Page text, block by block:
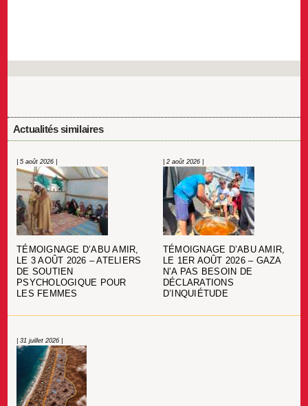
Actualités similaires
| 5 août 2026 |
TÉMOIGNAGE D’ABU AMIR,
LE 3 AOÛT 2026 – ATELIERS
DE SOUTIEN
PSYCHOLOGIQUE POUR
LES FEMMES
| 2 août 2026 |
TÉMOIGNAGE D’ABU AMIR,
LE 1ER AOÛT 2026 – GAZA
N’A PAS BESOIN DE
DÉCLARATIONS
D’INQUIÉTUDE
| 31 juillet 2026 |